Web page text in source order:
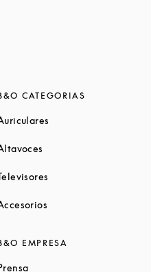
CATEGORIAS
in New Tab
EMPRESA
Link Opens in New Tab